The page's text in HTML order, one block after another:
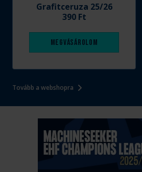
Tovább a webshopra
Grafitceruza 25/26
390 Ft
Megvásárolom